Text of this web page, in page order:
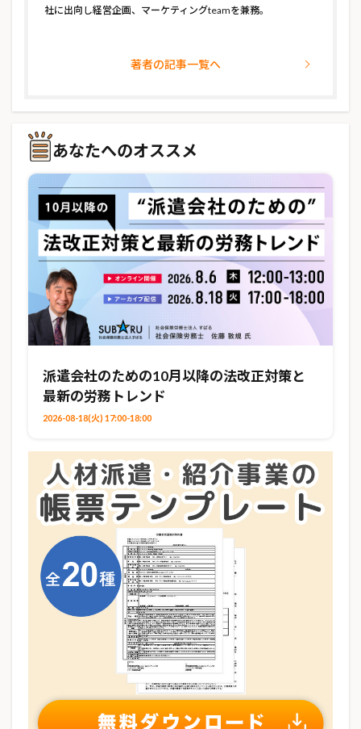
社に出向し経営企画、マーケティングteamを兼務。
著者の記事一覧へ
あなたへのオススメ
派遣会社のための10月以降の法改正対策と
最新の労務トレンド
2026-08-18(火) 17:00-18:00